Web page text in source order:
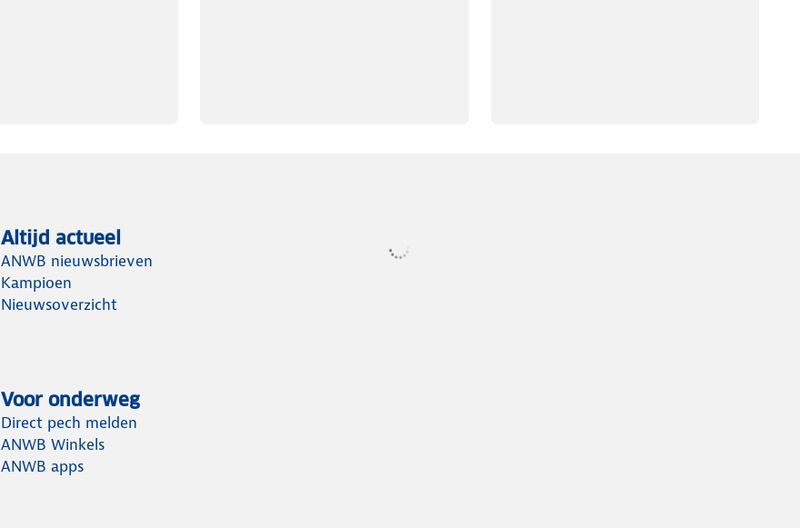
Altijd actueel
ANWB nieuwsbrieven
Kampioen
Nieuwsoverzicht
Voor onderweg
Direct pech melden
ANWB Winkels
ANWB apps